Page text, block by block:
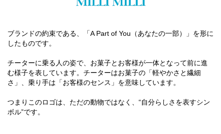
ブランドの約束である、「A Part of You（あなたの一部）」を形に
したものです。
チーターに乗る人の姿で、お菓子とお客様が一体となって前に進
む様子を表しています。チーターはお菓子の「軽やかさと繊細
さ」、乗り手は「お客様のセンス」を意味しています。
つまりこのロゴは、ただの動物ではなく、“自分らしさを表すシン
ボル”です。